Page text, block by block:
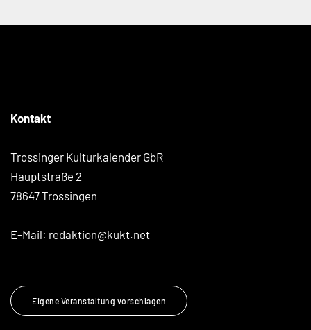
Kontakt
Trossinger Kulturkalender GbR
Hauptstraße 2
78647 Trossingen
E-Mail: redaktion@kukt.net
Eigene Veranstaltung vorschlagen